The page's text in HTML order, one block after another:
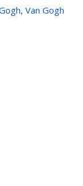
, Van Gogh